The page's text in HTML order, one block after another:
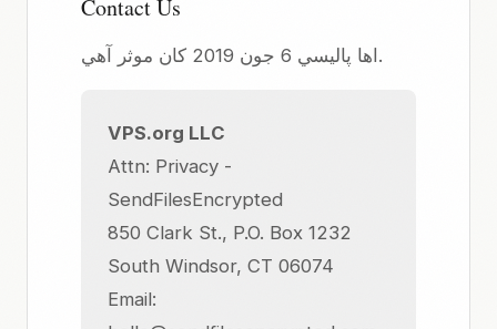
Contact Us
اها پاليسي 6 جون 2019 کان موثر آهي.
VPS.org LLC
Attn: Privacy -
SendFilesEncrypted
850 Clark St., P.O. Box 1232
South Windsor, CT 06074
Email: